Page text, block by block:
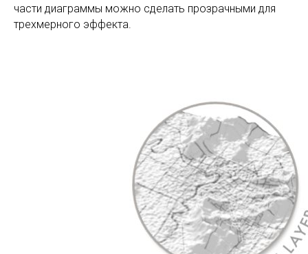
части диаграммы можно сделать прозрачными для
трехмерного эффекта.